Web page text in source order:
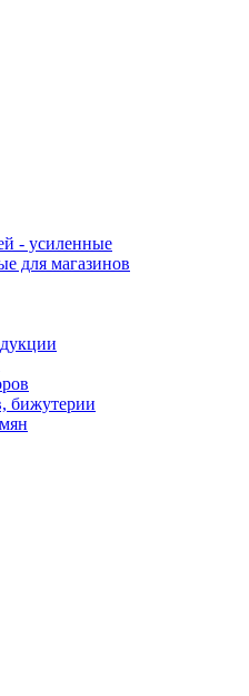
- усиленные
для магазинов
бижутерии